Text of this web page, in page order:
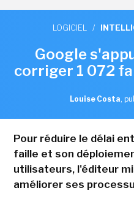
LOGICIEL /
Google
corriger 1 072
Louise Costa,
Pour réduire le délai
faille et son
utilisateurs, l'éditeur
améliorer ses